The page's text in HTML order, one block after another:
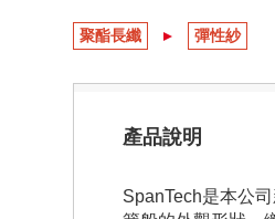
聚酯長纖 彈性紗
產品說明
SpanTech是本公